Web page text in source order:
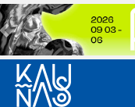
Previous